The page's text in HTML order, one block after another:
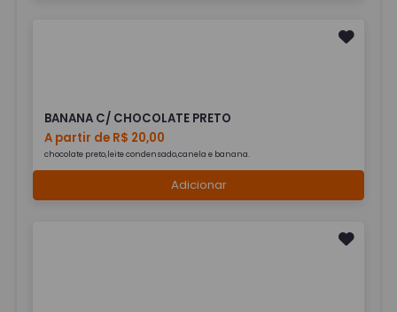
BANANA C/ CHOCOLATE PRETO
A partir de R$ 20,00
chocolate preto,leite condensado,canela e banana.
Adicionar